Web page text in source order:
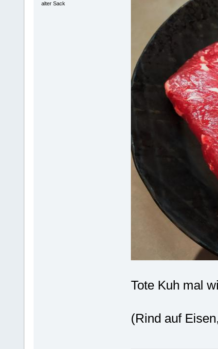
alter Sack
Tote Kuh mal
(Rind auf